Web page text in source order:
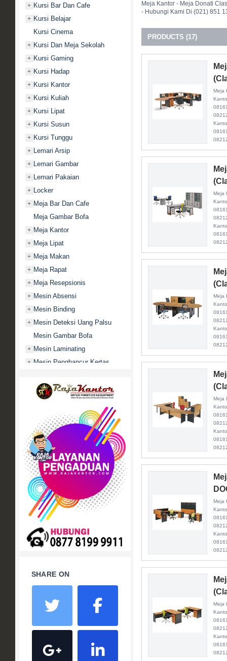
+ Kursi Bar Dan Cafe
+ Kursi Belajar
Kursi Cinema
+ Kursi Dan Meja Sekolah
+ Kursi Gaming
+ Kursi Hadap
+ Kursi Kantor
+ Kursi Kuliah
+ Kursi Lipat
+ Kursi Susun
+ Kursi Tunggu
+ Lemari Arsip
+ Lemari Gambar
+ Lemari Pakaian
+ Locker
+ Meja Bar Dan Cafe
Meja Gambar Bofa
+ Meja Kantor
+ Meja Lipat
+ Meja Makan
+ Meja Rapat
+ Meja Resepsionis
+ Mesin Absensi
+ Mesin Binding
+ Mesin Deteksi Uang Palsu
Mesin Gambar Bofa
+ Mesin Laminating
+ Mesin Penghancur Kertas
Mobile File / Roll O Pack
Movitex
Paper Cutter
Partisi Kantor
Promo
+ Rak Serbaguna
+ Ranjang Besi
+ Sofa Kantor
+ Springbed
White Board / Papan Tulis
SHARE ON
Meja Kantor - Meja Donati
- Hubungi Kami Di (021) 851
PRODUCTS (17)
Meja
Meja
Meja
Meja
Meja
Meja